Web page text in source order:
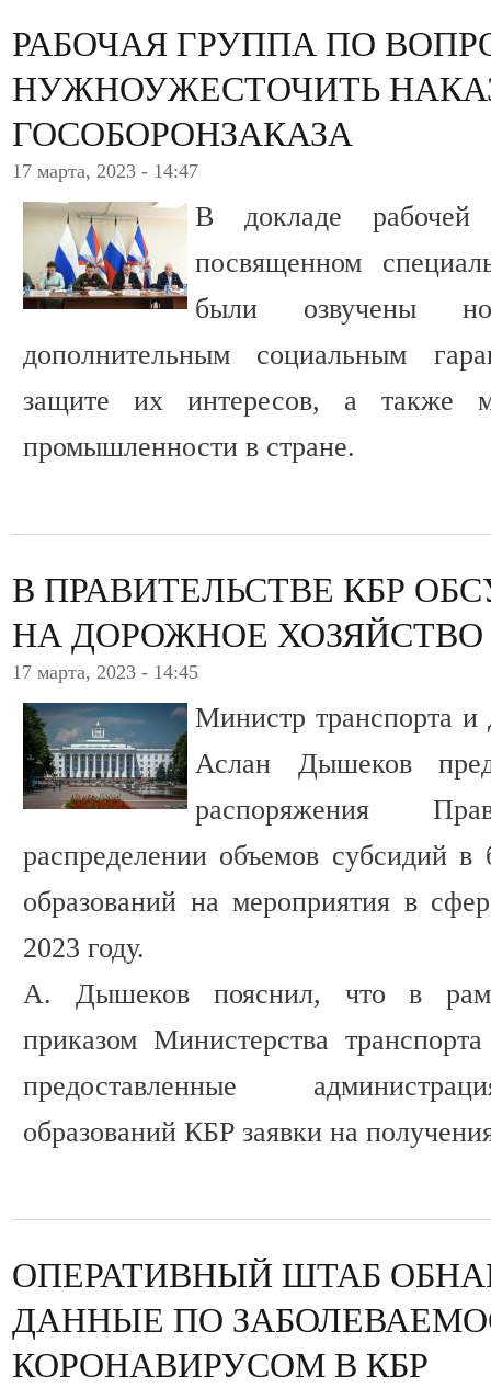
РАБОЧАЯ ГРУППА ПО
НУЖНОУЖЕСТОЧИТЬ
ГОСОБОРОНЗАКАЗА
17 марта, 2023 - 14:47
В докладе
посвященном
были озвучены
дополнительным социальным
защите их интересов, а также
промышленности в стране.
В ПРАВИТЕЛЬСТВЕ КБР
НА ДОРОЖНОЕ ХОЗЯЙСТВО
17 марта, 2023 - 14:45
Министр транспорта и
Аслан Дышеков
распоряжения
распределении объемов субсидий
образований на мероприятия в
2023 году.
А. Дышеков пояснил, что в
приказом Министерства
предоставленные
образований КБР заявки на
ОПЕРАТИВНЫЙ ШТАБ
ДАННЫЕ ПО
КОРОНАВИРУСОМ В КБР